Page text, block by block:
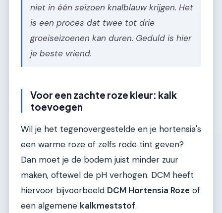
niet in één seizoen knalblauw krijgen. Het
is een proces dat twee tot drie
groeiseizoenen kan duren. Geduld is hier
je beste vriend.
Voor een zachte roze kleur: kalk
toevoegen
Wil je het tegenovergestelde en je hortensia's
een warme roze of zelfs rode tint geven?
Dan moet je de bodem juist minder zuur
maken, oftewel de pH verhogen. DCM heeft
hiervoor bijvoorbeeld DCM Hortensia Roze of
een algemene kalkmeststof.